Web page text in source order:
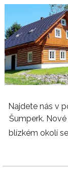
Najdete nás v
Šumperk.
blízkém okolí